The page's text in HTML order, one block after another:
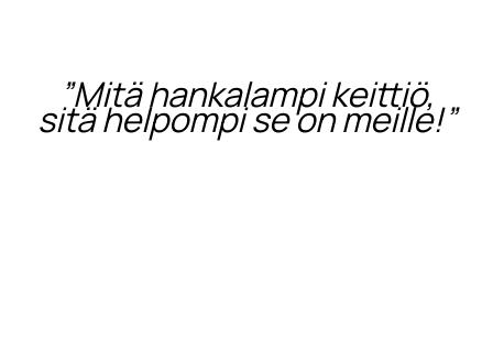
”Mitä hankalampi keittiö,
sitä helpompi se on meille!”